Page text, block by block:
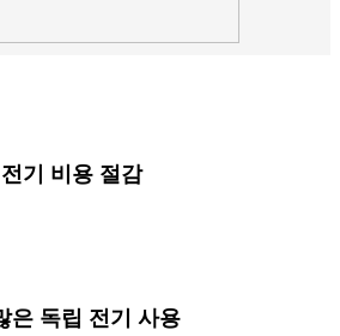
전기 비용 절감
은 독립 전기 사용